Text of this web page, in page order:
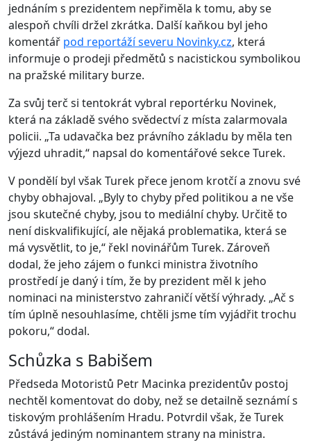
jednáním s prezidentem nepřiměla k tomu, aby se
alespoň chvíli držel zkrátka. Další kaňkou byl jeho
komentář pod reportáží severu Novinky.cz, která
informuje o prodeji předmětů s nacistickou symbolikou
na pražské military burze.
Za svůj terč si tentokrát vybral reportérku Novinek,
která na základě svého svědectví z místa zalarmovala
policii. „Ta udavačka bez právního základu by měla ten
výjezd uhradit,“ napsal do komentářové sekce Turek.
V pondělí byl však Turek přece jenom krotčí a znovu své
chyby obhajoval. „Byly to chyby před politikou a ne vše
jsou skutečné chyby, jsou to mediální chyby. Určitě to
není diskvalifikující, ale nějaká problematika, která se
má vysvětlit, to je,“ řekl novinářům Turek. Zároveň
dodal, že jeho zájem o funkci ministra životního
prostředí je daný i tím, že by prezident měl k jeho
nominaci na ministerstvo zahraničí větší výhrady. „Ač s
tím úplně nesouhlasíme, chtěli jsme tím vyjádřit trochu
pokoru,“ dodal.
Schůzka s Babišem
Předseda Motoristů Petr Macinka prezidentův postoj
nechtěl komentovat do doby, než se detailně seznámí s
tiskovým prohlášením Hradu. Potvrdil však, že Turek
zůstává jediným nominantem strany na ministra.